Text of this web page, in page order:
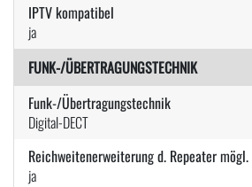
IPTV kompatibel
ja
FUNK-/ÜBERTRAGUNGSTECHNIK
Funk-/Übertragungstechnik
Digital-DECT
Reichweitenerweiterung d. Repeater mögl.
ja